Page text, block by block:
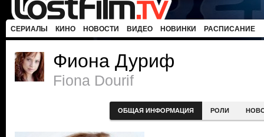
СЕРИАЛЫ КИНО НОВОСТИ ВИДЕО НОВИНКИ РАСПИСАНИЕ
Фиона Дуриф
Fiona Dourif
ОБЩАЯ ИНФОРМАЦИЯ РОЛИ